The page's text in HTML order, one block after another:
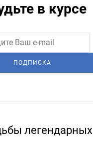
в курсе
ПОДПИСКА
легендарных